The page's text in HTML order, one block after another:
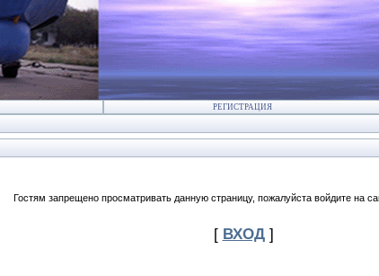
РЕГИСТРАЦИЯ
Гостям запрещено просматривать данную страницу, пожалуйста войдите на
[ ВХОД]